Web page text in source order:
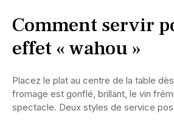
Comment servir
effet « wahou »
Placez le plat au centre de la table
fromage est gonflé, brillant, le vin
spectacle. Deux styles de service